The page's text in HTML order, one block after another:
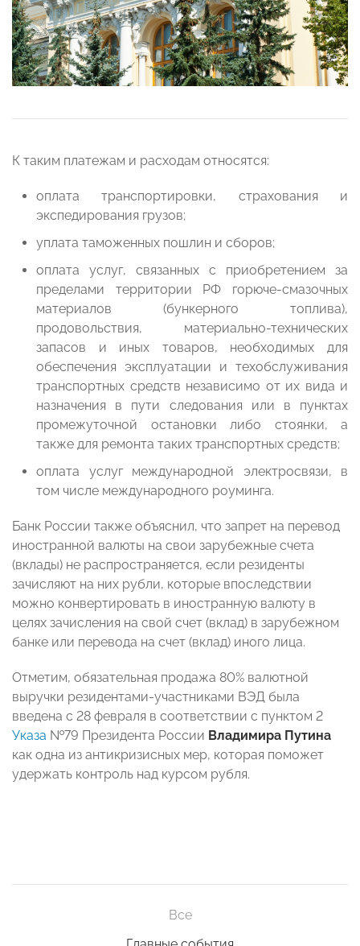
К таким платежам и расходам относятся:
оплата транспортировки, страхования и
экспедирования грузов;
уплата таможенных пошлин и сборов;
оплата услуг, связанных c приобретением за
пределами территории РФ горюче-смазочных
материалов (бункерного топлива),
продовольствия, материально-технических
запасов и иных товаров, необходимых для
обеспечения эксплуатации и техобслуживания
транспортных средств независимо от их вида и
назначения в пути следования или в пунктах
промежуточной остановки либо стоянки, а
также для ремонта таких транспортных средств;
оплата услуг международной электросвязи, в
том числе международного роуминга.
Банк России также объяснил, что запрет на перевод
иностранной валюты на свои зарубежные счета
(вклады) не распространяется, если резиденты
зачисляют на них рубли, которые впоследствии
можно конвертировать в иностранную валюту в
целях зачисления на свой счет (вклад) в зарубежном
банке или перевода на счет (вклад) иного лица.
Отметим, обязательная продажа 80% валютной
выручки резидентами-участниками ВЭД была
введена с 28 февраля в соответствии с пунктом 2
Указа №79 Президента России Владимира Путина
как одна из антикризисных мер, которая поможет
удержать контроль над курсом рубля.
Все